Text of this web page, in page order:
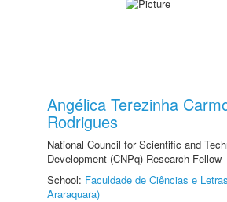
Angélica Terezinha
Rodrigues
National Council for Scientific and
Development (CNPq) Research Fellow
School: Faculdade de Ciências e
Araraquara)